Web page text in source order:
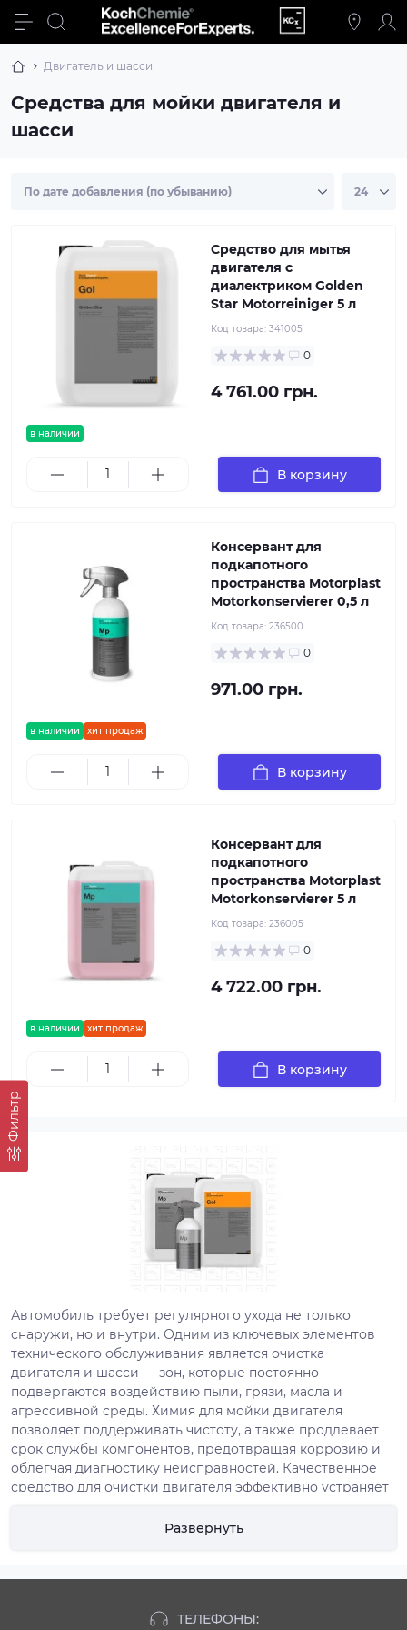
Двигатель и шасси
Средства для мойки двигателя и
шасси
Фильтр
в наличии
Средство для мытья
двигателя с
диалектриком Golden
Star Motorreiniger 5 л
Код товара: 341005
0
4 761.00 грн.
В корзину
в наличии хит продаж
Консервант для
подкапотного
пространства Motorplast
Motorkonservierer 0,5 л
Код товара: 236500
0
971.00 грн.
В корзину
в наличии хит продаж
Консервант для
подкапотного
пространства Motorplast
Motorkonservierer 5 л
Код товара: 236005
0
4 722.00 грн.
В корзину
Автомобиль требует регулярного ухода не только
снаружи, но и внутри. Одним из ключевых элементов
технического обслуживания является очистка
двигателя и шасси — зон, которые постоянно
подвергаются воздействию пыли, грязи, масла и
агрессивной среды. Химия для мойки двигателя
позволяет поддерживать чистоту, а также продлевает
срок службы компонентов, предотвращая коррозию и
облегчая диагностику неисправностей. Качественное
средство для очистки двигателя эффективно устраняет
мойки двигателя от Koch-
Развернуть
ТЕЛЕФОНЫ: